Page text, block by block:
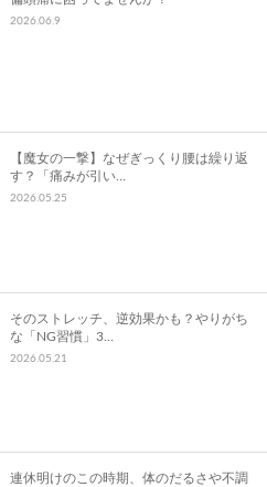
2026.06.9
【魔女の一撃】なぜぎっくり腰は繰り返
す？「痛みが引い…
2026.05.25
そのストレッチ、逆効果かも？やりがち
な「NG習慣」3…
2026.05.21
連休明けのこの時期、体のだるさや不調